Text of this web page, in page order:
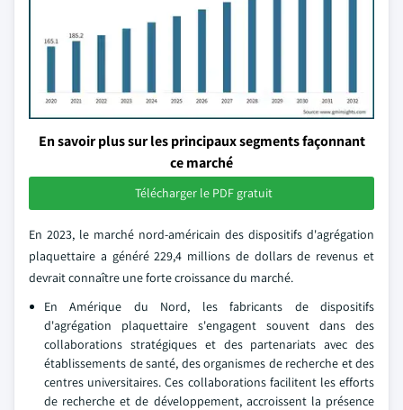
En savoir plus sur les principaux segments façonnant
ce marché
Télécharger le PDF gratuit
En 2023, le marché nord-américain des dispositifs d'agrégation
plaquettaire a généré 229,4 millions de dollars de revenus et
devrait connaître une forte croissance du marché.
En Amérique du Nord, les fabricants de dispositifs
d'agrégation plaquettaire s'engagent souvent dans des
collaborations stratégiques et des partenariats avec des
établissements de santé, des organismes de recherche et des
centres universitaires. Ces collaborations facilitent les efforts
de recherche et de développement, accroissent la présence